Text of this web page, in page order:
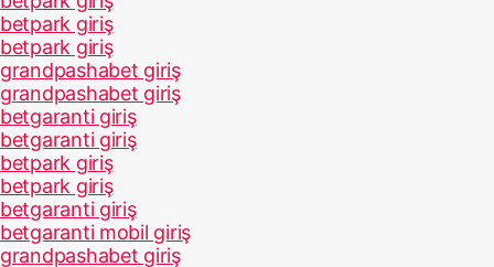
betpark giriş
betpark giriş
grandpashabet giriş
grandpashabet giriş
betgaranti giriş
betgaranti giriş
betpark giriş
betpark giriş
betgaranti giriş
betgaranti mobil giriş
grandpashabet giriş